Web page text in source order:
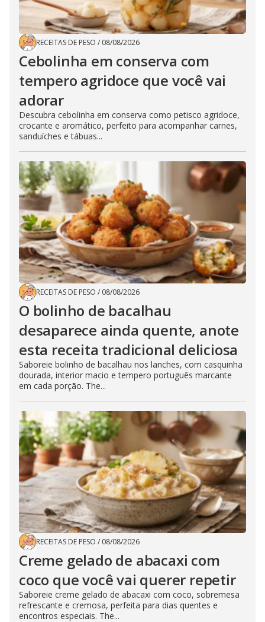
RECEITAS DE PESO / 08/08/2026
Cebolinha em conserva com
tempero agridoce que você vai
adorar
Descubra cebolinha em conserva como petisco agridoce,
crocante e aromático, perfeito para acompanhar carnes,
sanduíches e tábuas...
RECEITAS DE PESO / 08/08/2026
O bolinho de bacalhau
desaparece ainda quente, anote
esta receita tradicional deliciosa
Saboreie bolinho de bacalhau nos lanches, com casquinha
dourada, interior macio e tempero português marcante
em cada porção. The...
RECEITAS DE PESO / 08/08/2026
Creme gelado de abacaxi com
coco que você vai querer repetir
Saboreie creme gelado de abacaxi com coco, sobremesa
refrescante e cremosa, perfeita para dias quentes e
encontros especiais. The...